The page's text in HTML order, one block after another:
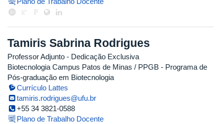
Tamiris Sabrina Rodrigues
Professor Adjunto - Dedicação Exclusiva
Biotecnologia Campus Patos de Minas / PPGB - Programa de
Pós-graduação em Biotecnologia
Currículo Lattes
tamiris.rodrigues@ufu.br
+55 34 3821-0588
Plano de Trabalho Docente